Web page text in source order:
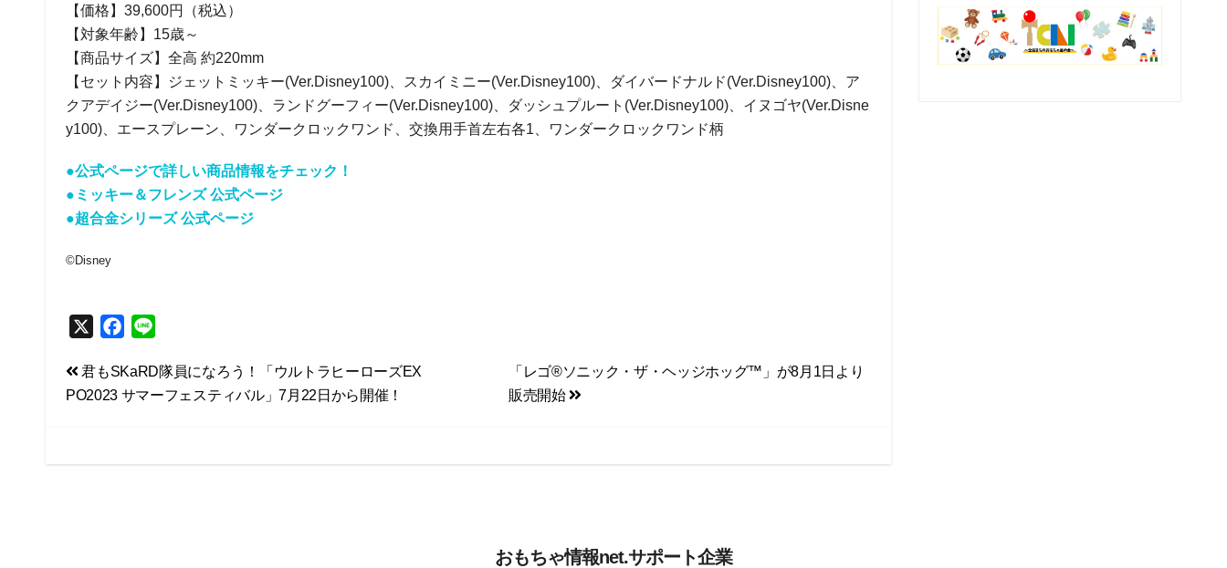
【価格】39,600円（税込）
【対象年齢】15歳～
【商品サイズ】全高 約220mm
【セット内容】ジェットミッキー(Ver.Disney100)、スカイミニー(Ver.Disney100)、ダイバードナルド(Ver.Disney100)、ア
クアデイジー(Ver.Disney100)、ランドグーフィー(Ver.Disney100)、ダッシュプルート(Ver.Disney100)、イヌゴヤ(Ver.Disne
y100)、エースプレーン、ワンダークロックワンド、交換用手首左右各1、ワンダークロックワンド柄
●公式ページで詳しい商品情報をチェック！
●ミッキー＆フレンズ 公式ページ
●超合金シリーズ 公式ページ
©Disney
c
e
n
e
投
稿
「レゴ®ソニック・ザ・ヘッジホッグ™」が8月1日より
販売開始
君もSKaRD隊員になろう！「ウルトラヒーローズEX
PO2023 サマーフェスティバル」7月22日から開催！
おもちゃ情報net.サポート企業